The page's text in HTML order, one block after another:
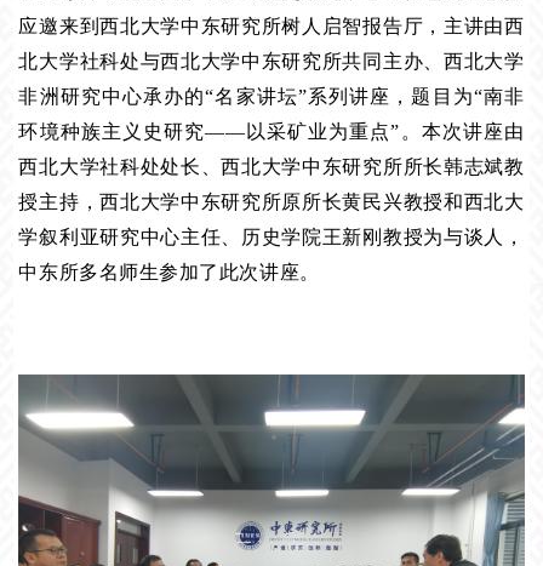
应邀来到西北大学中东研究所树人启智报告厅，主讲由西
北大学社科处与西北大学中东研究所共同主办、西北大学
非洲研究中心承办的“名家讲坛”系列讲座，题目为“南非
环境种族主义史研究—— 以采矿业为重点”。本次讲座由
西北大学社科处处长、西北大学中东研究所所长韩志斌教
授主持，西北大学中东研究所原所长黄民兴教授和西北大
学叙利亚研究中心主任、历史学院王新刚教授为与谈人，
中东所多名师生参加了此次讲座。